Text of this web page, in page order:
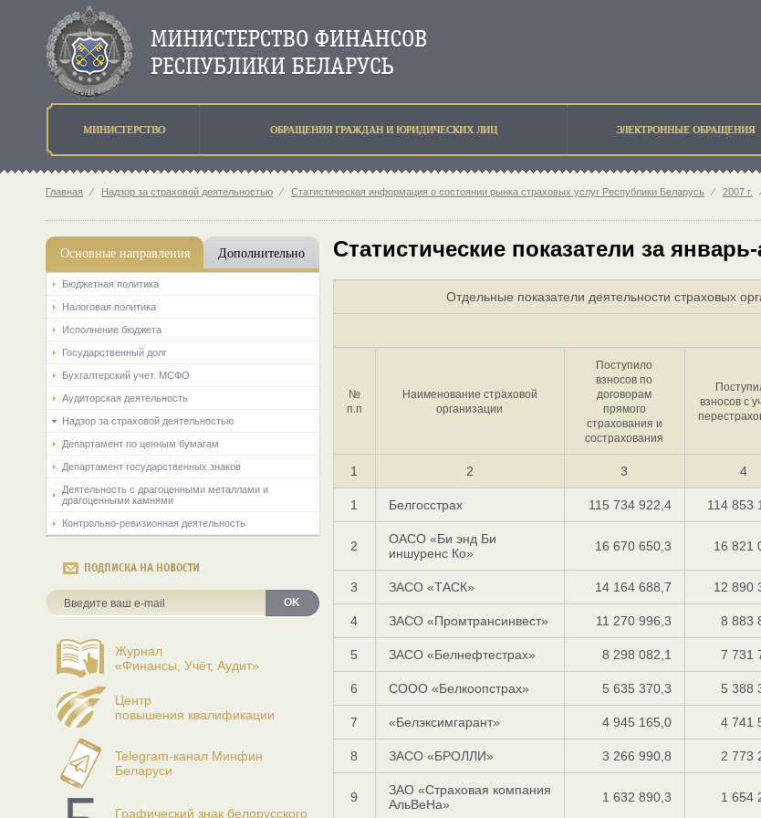
МИНИСТЕРСТВО ОБРАЩЕНИЯ ГРАЖДАН И ЮРИДИЧЕСКИХ ЛИЦ ЭЛЕКТРОННЫЕ ОБРАЩЕНИЯ
Главная ⁄ Надзор за страховой деятельностью ⁄ Статистическая информация о состоянии рынка страховых услуг Республики Беларусь ⁄ 2007 г.
Основные направления Дополнительно
Бюджетная политика
Налоговая политика
Исполнение бюджета
Государственный долг
Бухгалтерский учет. МСФО
Аудиторская деятельность
Надзор за страховой деятельностью
Департамент по ценным бумагам
Департамент государственных знаков
Деятельность с драгоценными металлами и
драгоценными камнями
Контрольно-ревизионная деятельность
ПОДПИСКА НА НОВОСТИ
OK
Журнал
«Финансы, Учёт, Аудит»
Центр
повышения квалификации
Telegram-канал Минфин
Беларуси
Графический знак белорусского
Статистические показатели за
Отдельные показатели деятельности страховых
№
п.п
Наименование страховой
организации
Поступило
взносов по
договорам
прямого
страхования и
сострахования
взносов с
1 2 3 4
1 Белгосстрах 115 734 922,4 114 853
2
ОАСО «Би энд Би
иншуренс Ко»
16 670 650,3 16 821
3 ЗАСО «ТАСК» 14 164 688,7 12 890
4 ЗАСО «Промтрансинвест» 11 270 996,3 8 883
5 ЗАСО «Белнефтестрах» 8 298 082,1 7 731
6 СООО «Белкоопстрах» 5 635 370,3 5 388
7 «Белэксимгарант» 4 945 165,0 4 741
8 ЗАСО «БРОЛЛИ» 3 266 990,8 2 773
9
ЗАО «Страховая компания
АльВеНа»
1 632 890,3 1 654